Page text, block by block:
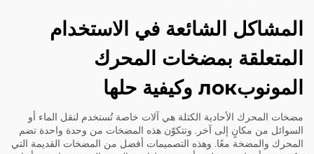
المشاكل الشائعة في الاستخدام
المتعلقة بمضخات المحرك
المونوبлок وكيفية حلها
مضخات المحرك الأحادية الكتلة هي آلات خاصة تُستخدم لنقل الماء أو
السوائل من مكانٍ إلى آخر. وتتكوّن هذه المضخات من وحدة واحدة تضم
المحرك والمضخة معًا. وهذه التصميمات أفضل من المضخات القديمة التي